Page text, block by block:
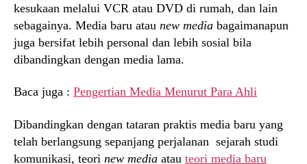
kesukaan melalui VCR atau DVD di rumah, dan lain
sebagainya. Media baru atau new media bagaimanapun
juga bersifat lebih personal dan lebih sosial bila
dibandingkan dengan media lama.
Baca juga : Pengertian Media Menurut Para Ahli
Dibandingkan dengan tataran praktis media baru yang
telah berlangsung sepanjang perjalanan sejarah studi
komunikasi, teori new media atau teori media baru